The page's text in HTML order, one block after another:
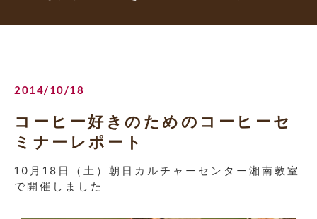
2014/10/18
コーヒー好きのためのコーヒーセ
ミナーレポート
10月18日（土）朝日カルチャーセンター湘南教室
で開催しました